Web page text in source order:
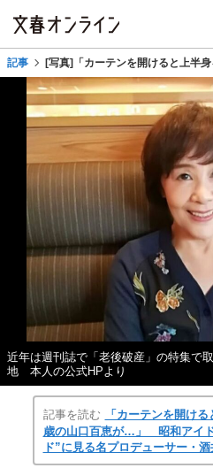
記事 [写真]「カーテンを開けると上半
近年は週刊誌で「老後破産」の特集で
地 本人の公式HPより
記事を読む
「カーテンを開け
歳の山口百恵が…」 昭和アイ
ド”に見る名プロデューサー・